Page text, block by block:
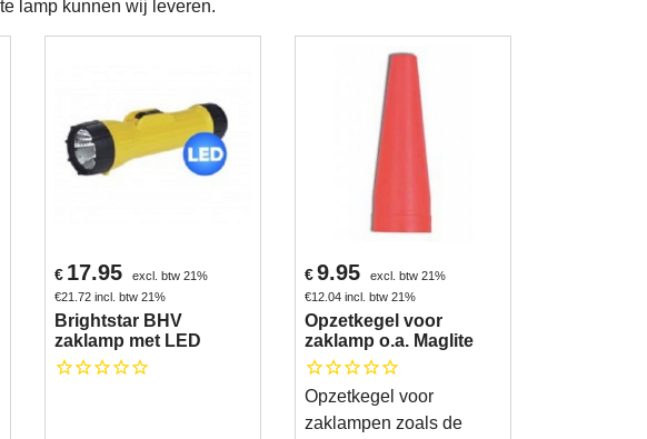
lamp kunnen wij leveren.
€ 17.95
excl. btw 21%
€21.72 incl. btw 21%
Brightstar BHV
zaklamp met LED
€9.95
excl. btw 21%
€12.04 incl. btw 21%
Opzetkegel voor
zaklamp o.a. Maglite
Opzetkegel voor
zaklampen zoals de